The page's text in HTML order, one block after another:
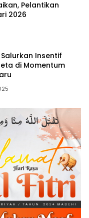
Pelantikan
2026
Insentif
di Momentum